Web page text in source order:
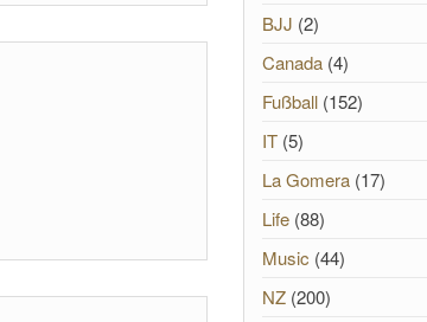
BJJ (2)
Canada(4)
Fußball(152)
IT(5)
La Gomera(17)
Life(88)
Music (44)
NZ(200)